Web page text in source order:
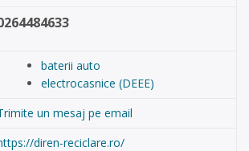
baterii auto
electrocasnice (DEEE)
un mesaj pe email
diren-reciclare.ro/